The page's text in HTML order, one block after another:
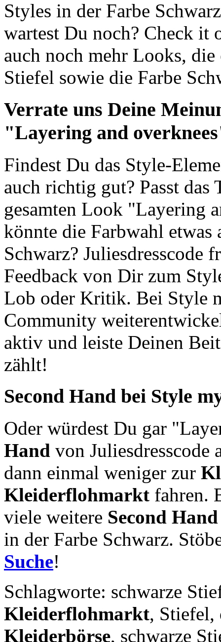
Styles in der Farbe
wartest Du noch? Check
auch noch mehr Looks,
Stiefel sowie die Farbe
Verrate uns Deine
"Layering and
Findest Du das Style-
auch richtig gut? Passt
gesamten Look "Layering
könnte die Farbwahl etwas
Schwarz? Juliesdresscode
Feedback von Dir zum
Lob oder Kritik. Bei Style
Community
aktiv und leiste Deinen
zählt!
Second Hand bei Style
Oder würdest Du gar
Hand von Juliesdresscode
dann einmal weniger zur
Kleiderflohmarkt fahren.
viele weitere Second Hand
in der Farbe Schwarz.
Suche!
Schlagworte: schwarze
Kleiderflohmarkt, Stiefel,
Kleiderbörse, schwarze